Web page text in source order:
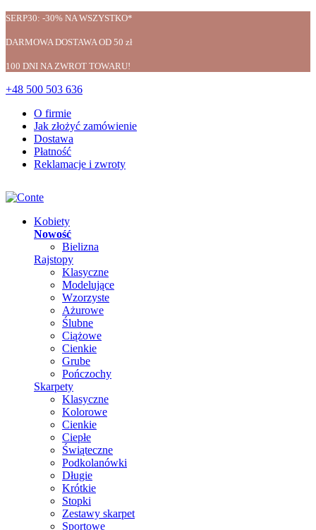
SERP30: -30% NA WSZYSTKO*
DARMOWA DOSTAWA OD 50 zł
100 DNI NA ZWROT TOWARU!
+48 500 503 636
O firmie
Jak złożyć zamówienie
Dostawa
Płatność
Reklamacje i zwroty
Kobiety
Nowość
Bielizna
Rajstopy
Klasyczne
Modelujące
Wzorzyste
Ażurowe
Ślubne
Ciążowe
Cienkie
Grube
Pończochy
Skarpety
Klasyczne
Kolorowe
Cienkie
Ciepłe
Świąteczne
Podkolanówki
Długie
Krótkie
Stopki
Zestawy skarpet
Sportowe